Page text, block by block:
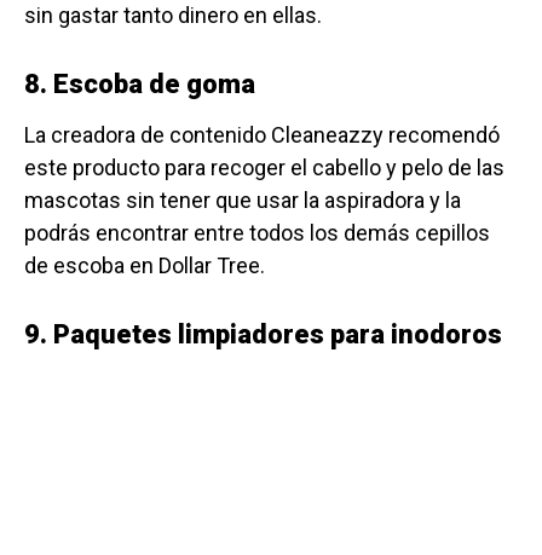
sin gastar tanto dinero en ellas.
8. Escoba de goma
La creadora de contenido Cleaneazzy recomendó
este producto para recoger el cabello y pelo de las
mascotas sin tener que usar la aspiradora y la
podrás encontrar entre todos los demás cepillos
de escoba en Dollar Tree.
9. Paquetes limpiadores para inodoros